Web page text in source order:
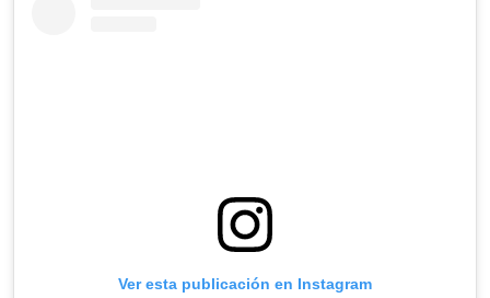
Ver esta publicación en Instagram